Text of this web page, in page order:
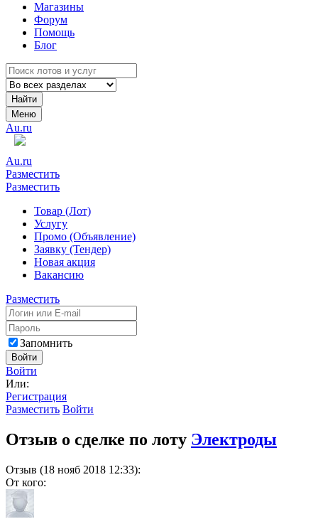
Магазины
Форум
Помощь
Блог
Найти
Меню
Au.ru
Au.ru
Разместить
Разместить
Товар (Лот)
Услугу
Промо (Объявление)
Заявку (Тендер)
Новая акция
Вакансию
Разместить
Запомнить
Войти
Войти
Или:
Регистрация
Разместить Войти
Отзыв о сделке по лоту Электроды
Отзыв (18 нояб 2018 12:33):
От кого: